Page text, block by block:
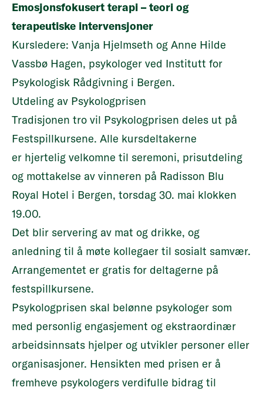
Emosjonsfokusert terapi – teori og
terapeutiske intervensjoner
Kursledere: Vanja Hjelmseth og Anne Hilde
Vassbø Hagen, psykologer ved Institutt for
Psykologisk Rådgivning i Bergen.
Utdeling av Psykologprisen
Tradisjonen tro vil Psykologprisen deles ut på
Festspillkursene. Alle kursdeltakerne
er hjertelig velkomne til seremoni, prisutdeling
og mottakelse av vinneren på Radisson Blu
Royal Hotel i Bergen, torsdag 30. mai klokken
19.00.
Det blir servering av mat og drikke, og
anledning til å møte kollegaer til sosialt samvær.
Arrangementet er gratis for deltagerne på
festspillkursene.
Psykologprisen skal belønne psykologer som
med personlig engasjement og ekstraordinær
arbeidsinnsats hjelper og utvikler personer eller
organisasjoner. Hensikten med prisen er å
fremheve psykologers verdifulle bidrag til